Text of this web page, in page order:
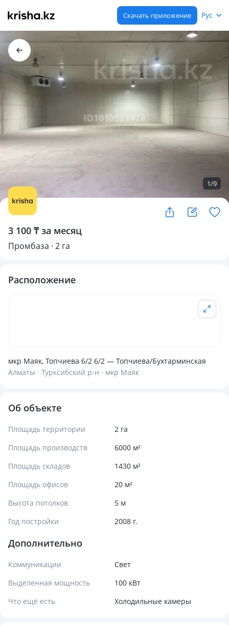
Скачать приложение Рус
1/9
3 100 ₸ за месяц
Промбаза · 2 га
Расположение
мкр Маяк, Топчиева 6/2 6/2 — Топчиева/Бухтарминская
Алматы · Турксибский р-н · мкр Маяк
Об объекте
Площадь территории
2 га
Площадь производств
6000 м²
Площадь складов
1430 м²
Площадь офисов
20 м²
Высота потолков
5 м
Год постройки
2008 г.
Дополнительно
Коммуникации
Свет
Выделенная мощность
100 кВт
Что ещё есть
Холодильные камеры